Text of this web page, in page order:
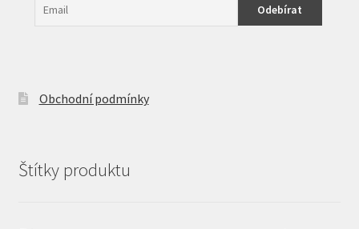
Obchodní podmínky
Štítky produktu